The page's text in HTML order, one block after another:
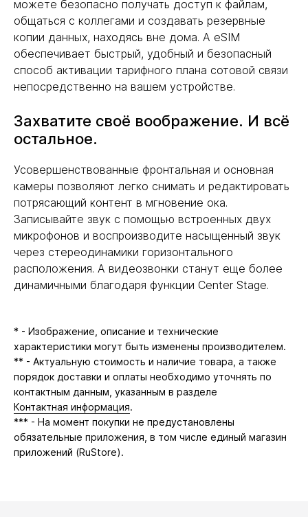
можете безопасно получать доступ к файлам,
общаться с коллегами и создавать резервные
копии данных, находясь вне дома. А eSIM
обеспечивает быстрый, удобный и безопасный
способ активации тарифного плана сотовой связи
непосредственно на вашем устройстве.
Захватите своё воображение. И всё
остальное.
Усовершенствованные фронтальная и основная
камеры позволяют легко снимать и редактировать
потрясающий контент в мгновение ока.
Записывайте звук с помощью встроенных двух
микрофонов и воспроизводите насыщенный звук
через стереодинамики горизонтального
расположения. А видеозвонки станут еще более
динамичными благодаря функции Center Stage.
* - Изображение, описание и технические
характеристики могут быть изменены производителем.
** - Актуальную стоимость и наличие товара, а также
порядок доставки и оплаты необходимо уточнять по
контактным данным, указанным в разделе
Контактная информация.
*** - На момент покупки не предустановлены
обязательные приложения, в том числе единый магазин
приложений (RuStore).